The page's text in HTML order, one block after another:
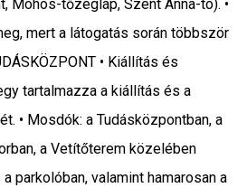
Mohos-tőzegláp, Szent Anna-tó). •
mert a látogatás során többször
• Kiállítás és
tartalmazza a kiállítás és a
• Mosdók: a Tudásközpontban, a
a Vetítőterem közelében
parkolóban, valamint hamarosan a